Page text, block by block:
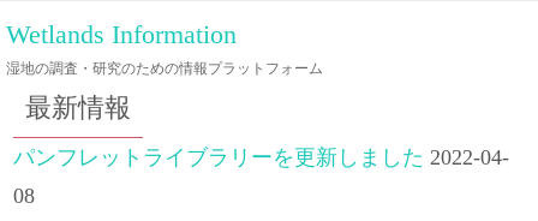
ン
テ
ツ
ス
Wetlands Information
湿地の調査・研究のための情報プラットフォーム
最新情報
パンフレットライブラリーを更新しました 2022-04-
08